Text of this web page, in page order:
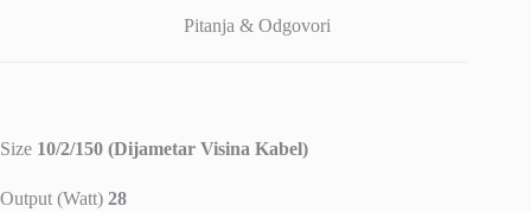
Pitanja & Odgovori
Size 10/2/150 (Dijametar Visina Kabel)
Output (Watt) 28